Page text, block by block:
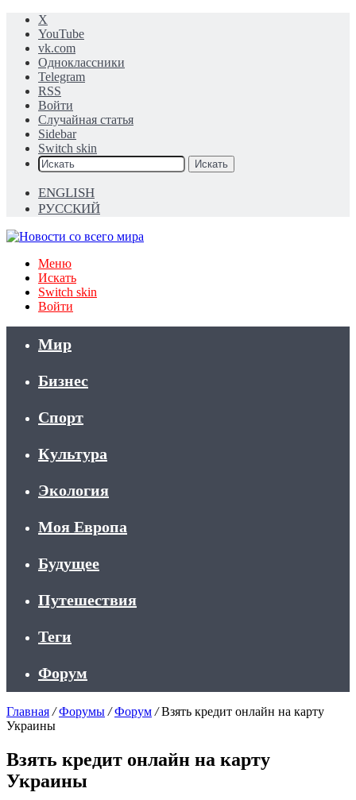
X
YouTube
vk.com
Одноклассники
Telegram
RSS
Войти
Случайная статья
Sidebar
Switch skin
Искать
ENGLISH
РУССКИЙ
Меню
Искать
Switch skin
Войти
Мир
Бизнес
Спорт
Культура
Экология
Моя Европа
Будущее
Путешествия
Теги
Форум
Главная / Форумы / Форум / Взять кредит онлайн на карту
Украины
Взять кредит онлайн на карту
Украины